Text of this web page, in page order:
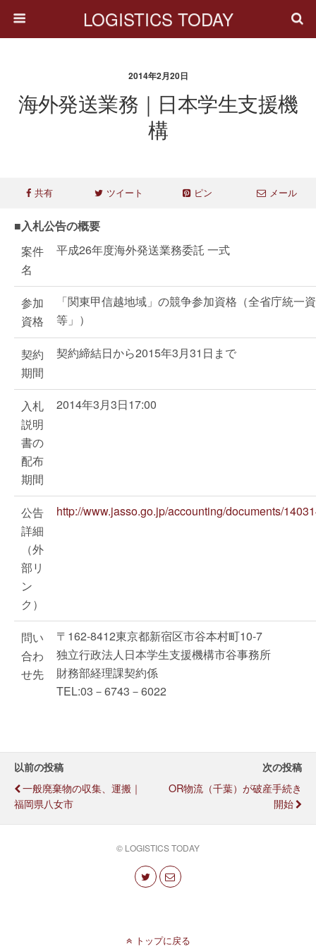
LOGISTICS TODAY
2014年2月20日
海外発送業務｜日本学生支援機
構
共有 ツイート ピン メール
■入札公告の概要
案件
名
平成26年度海外発送業務委託 一式
参加
資格
「関東甲信越地域」の競争参加資格（全省庁統一
等」）
契約
期間
契約締結日から2015年3月31日まで
入札
説明
書の
配布
期間
2014年3月3日17:00
公告
詳細
（外
部リ
ン
ク）
http://www.jasso.go.jp/accounting/documents/
問い
合わ
せ先
〒162-8412東京都新宿区市谷本村町10-7
独立行政法人日本学生支援機構市谷事務所
財務部経理課契約係
TEL:03－6743－6022
以前の投稿
一般廃棄物の収集、運搬｜
福岡県八女市
次の投稿
OR物流（千葉）が破産手続き
開始
© LOGISTICS TODAY
トップに戻る